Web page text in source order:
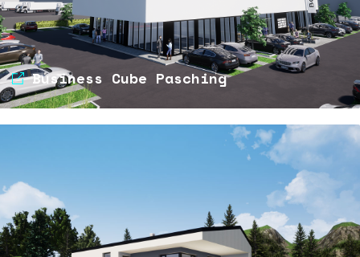
Business Cube Pasching